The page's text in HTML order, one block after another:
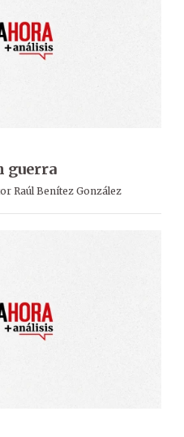
guerra
Raúl Benítez González